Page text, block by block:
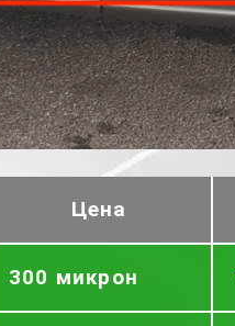
Цена
300 микрон